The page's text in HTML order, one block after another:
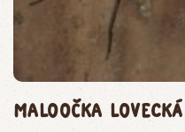
maloočka lovecká